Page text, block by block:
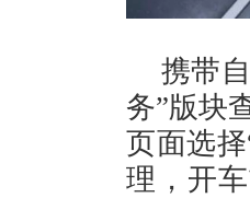
携带
务”版块
页面选
理，开